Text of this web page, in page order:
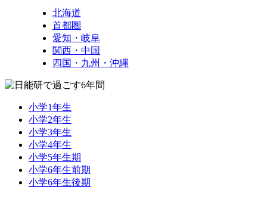
北海道
首都圏
愛知・岐阜
関西・中国
四国・九州・沖縄
小学1年生
小学2年生
小学3年生
小学4年生
小学5年生期
小学6年生前期
小学6年生後期